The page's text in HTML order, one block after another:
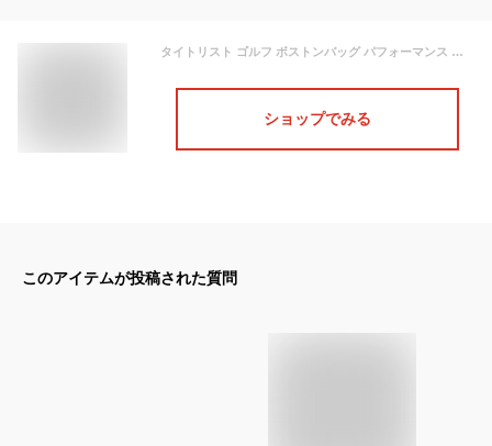
タイトリスト ゴルフ ボストンバッグ パフォーマンス クラシックJE ボストンバッグ TA23PCJEBBJ メンズ ブラック
ショップでみる
このアイテムが投稿された質問